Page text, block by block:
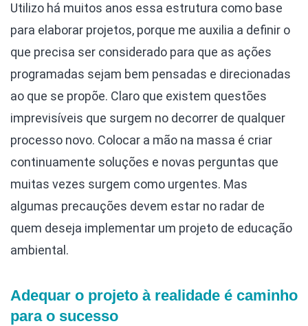
Utilizo há muitos anos essa estrutura como base
para elaborar projetos, porque me auxilia a definir o
que precisa ser considerado para que as ações
programadas sejam bem pensadas e direcionadas
ao que se propõe. Claro que existem questões
imprevisíveis que surgem no decorrer de qualquer
processo novo. Colocar a mão na massa é criar
continuamente soluções e novas perguntas que
muitas vezes surgem como urgentes. Mas
algumas precauções devem estar no radar de
quem deseja implementar um projeto de educação
ambiental.
Adequar o projeto à realidade é caminho
para o sucesso